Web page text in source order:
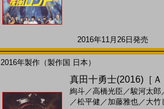
2016年11月26日発売
2016年製作（製作国 日本）
真田十勇士(2016)［
絢斗／高橋光臣 ／駿河太郎
／松平健 ／ 加藤雅也／ 大竹